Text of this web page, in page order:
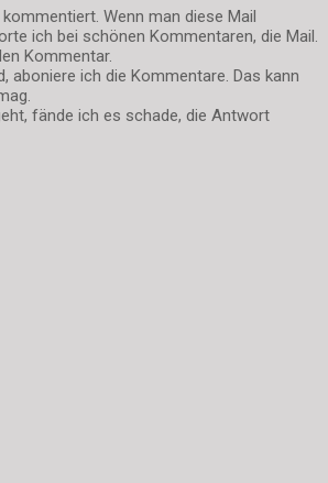
Wenn man diese Mail
ich bei schönen Kommentaren, die Mail.
Kommentar.
ich die Kommentare. Das kann
fände ich es schade, die Antwort